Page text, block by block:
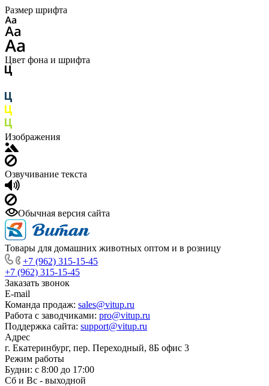
Размер шрифта
Цвет фона и шрифта
Изображения
Озвучивание текста
Обычная версия сайта
Товары для домашних животных оптом и в розницу
+7 (962) 315-15-45
+7 (962) 315-15-45
Заказать звонок
E-mail
Команда продаж: sales@vitup.ru
Работа с заводчиками: pro@vitup.ru
Поддержка сайта: support@vitup.ru
Адрес
г. Екатеринбург, пер. Переходный, 8Б офис 3
Режим работы
Будни: с 8:00 до 17:00
Сб и Вс - выходной